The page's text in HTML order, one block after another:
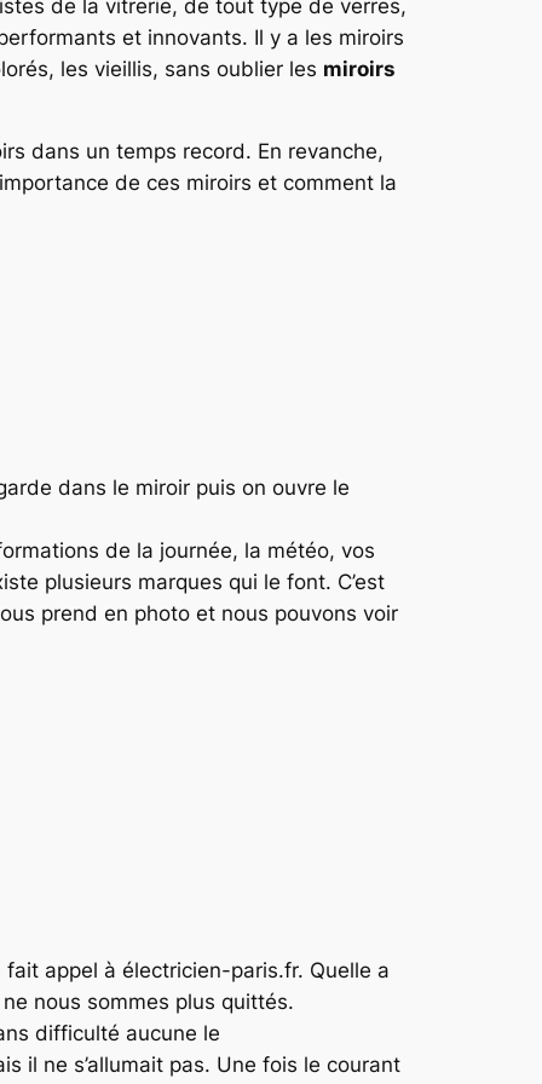
de la vitrerie, de tout type de verres,
et innovants. Il y a les miroirs
les vieillis, sans oublier les miroirs
dans un temps record. En revanche,
de ces miroirs et comment la
dans le miroir puis on ouvre le
de la journée, la météo, vos
plusieurs marques qui le font. C’est
prend en photo et nous pouvons voir
fait appel à électricien-paris.fr. Quelle a
nous sommes plus quittés.
difficulté aucune le
il ne s’allumait pas. Une fois le courant